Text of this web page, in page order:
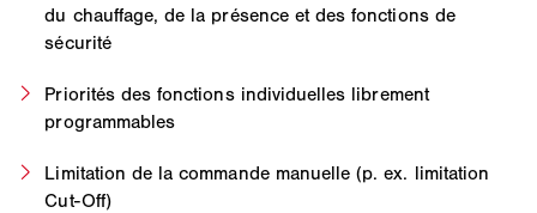
du chauffage, de la présence et des fonctions de
sécurité
Priorités des fonctions individuelles librement
programmables
Limitation de la commande manuelle (p. ex. limitation
Cut-Off)